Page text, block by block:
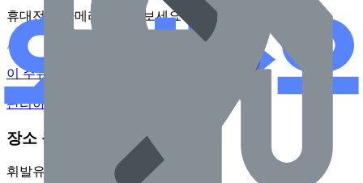
휴대전화 카메라로 찍어보세요
이 주유소의 사장님이신가요?
관리하기
장소 근처 주유소
휘발유